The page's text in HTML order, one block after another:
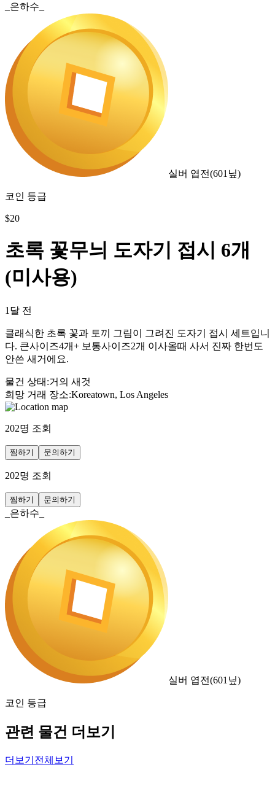
_은하수_
실버 엽전(601 닢)
코인 등급
$20
초록 꽃무늬 도자기 접시 6개
(미사용)
1달 전
클래식한 초록 꽃과 토끼 그림이 그려진 도자기 접시 세트입니
다. 큰사이즈4개+ 보통사이즈2개 이사올때 사서 진짜 한번도
안쓴 새거에요.
물건 상태 :거의 새것
희망 거래 장소:Koreatown, Los Angeles
202명 조회
찜하기 문의하기
202명 조회
찜하기 문의하기
_은하수_
실버 엽전(601 닢)
코인 등급
관련 물건 더보기
더보기 전체보기